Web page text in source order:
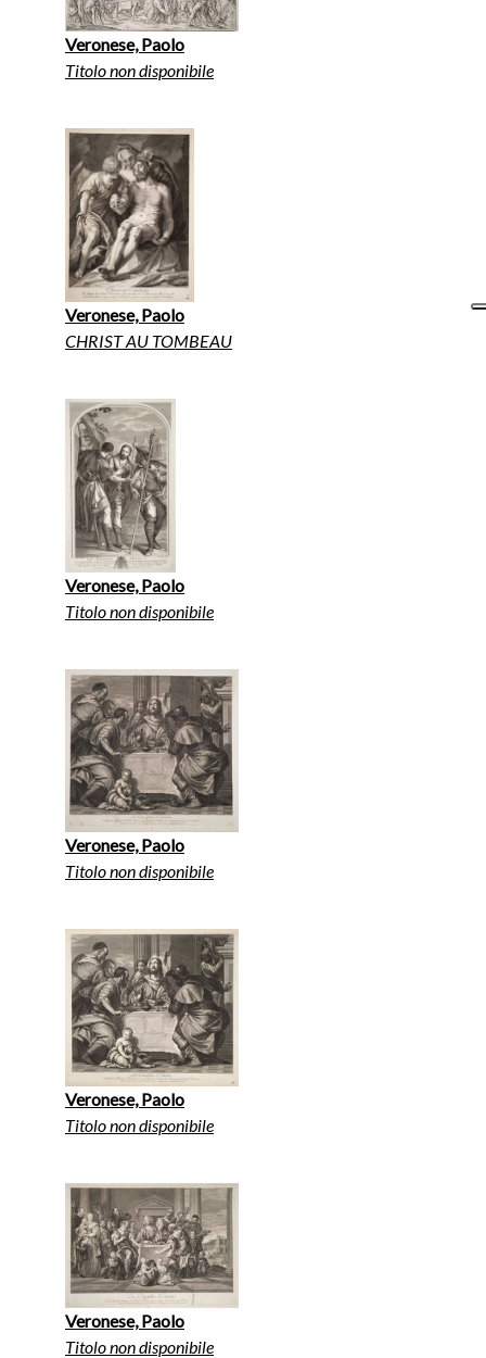
Veronese, Paolo
Titolo non disponibile
Veronese, Paolo
CHRIST AU TOMBEAU
Veronese, Paolo
Titolo non disponibile
Veronese, Paolo
Titolo non disponibile
Veronese, Paolo
Titolo non disponibile
Veronese, Paolo
Titolo non disponibile